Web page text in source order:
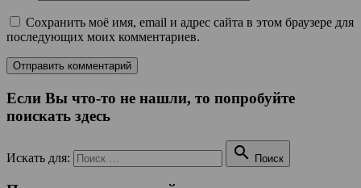
Сохранить моё имя, email и адрес сайта в этом браузере для
последующих моих комментариев.
Если Вы что-то не нашли, то попробуйте
поискать здесь
Искать для:  Поиск